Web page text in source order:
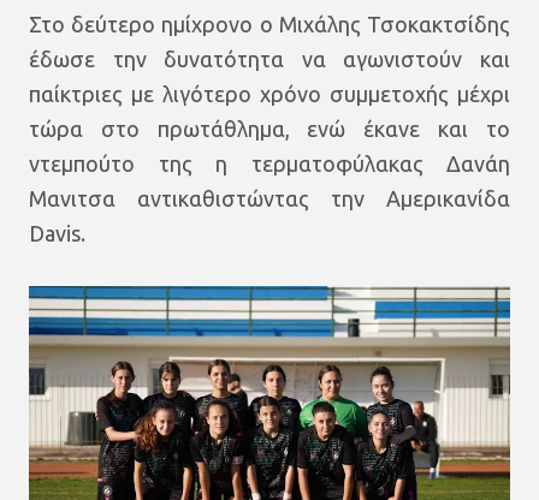
Στο δεύτερο ημίχρονο ο Μιχάλης Τσοκακτσίδης
έδωσε την δυνατότητα να αγωνιστούν και
παίκτριες με λιγότερο χρόνο συμμετοχής μέχρι
τώρα στο πρωτάθλημα, ενώ έκανε και το
ντεμπούτο της η τερματοφύλακας Δανάη
Μανιτσα αντικαθιστώντας την Αμερικανίδα
Davis.